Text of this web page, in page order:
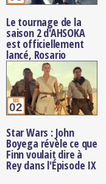
Le tournage de la
saison 2 d'AHSOKA
est officiellement
lancé, Rosario
Dawson partage une
première photo BTS
mai
02
Star Wars : John
Boyega révèle ce que
Finn voulait dire à
Rey dans l'Épisode IX